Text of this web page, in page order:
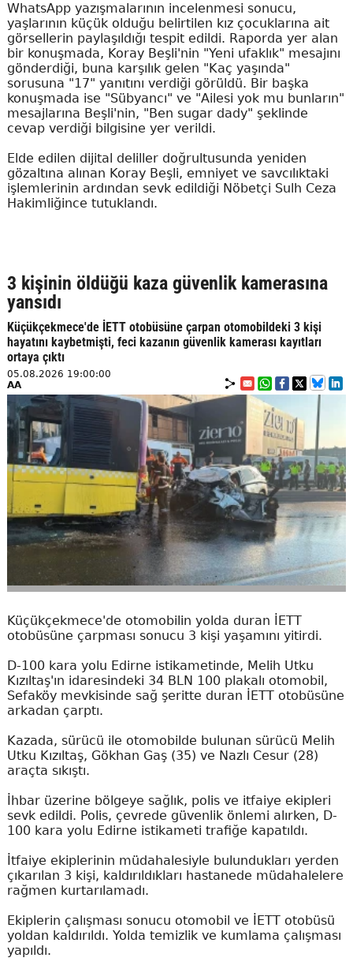
WhatsApp yazışmalarının incelenmesi sonucu,
yaşlarının küçük olduğu belirtilen kız çocuklarına ait
görsellerin paylaşıldığı tespit edildi. Raporda yer alan
bir konuşmada, Koray Beşli'nin "Yeni ufaklık" mesajını
gönderdiği, buna karşılık gelen "Kaç yaşında"
sorusuna "17" yanıtını verdiği görüldü. Bir başka
konuşmada ise "Sübyancı" ve "Ailesi yok mu bunların"
mesajlarına Beşli'nin, "Ben sugar dady" şeklinde
cevap verdiği bilgisine yer verildi.
Elde edilen dijital deliller doğrultusunda yeniden
gözaltına alınan Koray Beşli, emniyet ve savcılıktaki
işlemlerinin ardından sevk edildiği Nöbetçi Sulh Ceza
Hakimliğince tutuklandı.
3 kişinin öldüğü kaza güvenlik kamerasına
yansıdı
Küçükçekmece'de İETT otobüsüne çarpan otomobildeki 3 kişi
hayatını kaybetmişti, feci kazanın güvenlik kamerası kayıtları
ortaya çıktı
05.08.2026 19:00:00
AA
Küçükçekmece'de otomobilin yolda duran İETT
otobüsüne çarpması sonucu 3 kişi yaşamını yitirdi.
D-100 kara yolu Edirne istikametinde, Melih Utku
Kızıltaş'ın idaresindeki 34 BLN 100 plakalı otomobil,
Sefaköy mevkisinde sağ şeritte duran İETT otobüsüne
arkadan çarptı.
Kazada, sürücü ile otomobilde bulunan sürücü Melih
Utku Kızıltaş, Gökhan Gaş (35) ve Nazlı Cesur (28)
araçta sıkıştı.
İhbar üzerine bölgeye sağlık, polis ve itfaiye ekipleri
sevk edildi. Polis, çevrede güvenlik önlemi alırken, D-
100 kara yolu Edirne istikameti trafiğe kapatıldı.
İtfaiye ekiplerinin müdahalesiyle bulundukları yerden
çıkarılan 3 kişi, kaldırıldıkları hastanede müdahalelere
rağmen kurtarılamadı.
Ekiplerin çalışması sonucu otomobil ve İETT otobüsü
yoldan kaldırıldı. Yolda temizlik ve kumlama çalışması
yapıldı.